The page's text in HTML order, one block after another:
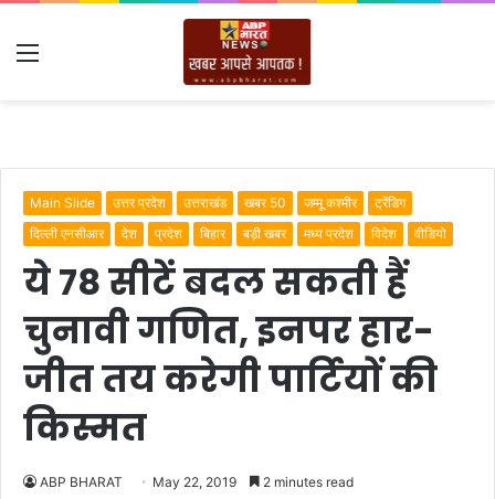
Menu
Main Slide उत्तर प्रदेश उत्तराखंड खबर 50 जम्मू कश्मीर
ट्रेंडिग
दिल्ली एनसीआर
देश प्रदेश बिहार बड़ी खबर मध्य प्रदेश विदेश वीडियो
ये 78 सीटें बदल सकती हैं
चुनावी गणित, इनपर हार-
जीत तय करेगी पार्टियों की
किस्मत
ABP BHARAT May 22, 2019 2 minutes read